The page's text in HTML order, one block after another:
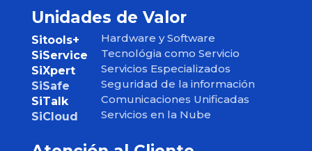
Sitools+
SiService
SiXpert
SiSafe
SiTalk
SiCloud
Hardware y Software
Tecnológia como Servicio
Servicios Especializados
Seguridad de la información
Comunicaciones Unificadas
Servicios en la Nube
Atención al Cliente
PQRS